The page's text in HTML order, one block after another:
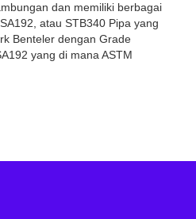
dan memiliki berbagai
atau STB340 Pipa yang
Benteler dengan Grade
yang di mana ASTM